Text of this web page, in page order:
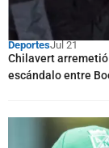
DeportesJul 21
Chilavert
escándalo entre